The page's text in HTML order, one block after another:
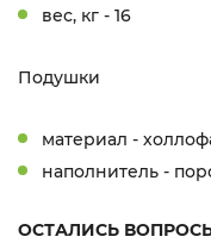
вес, кг - 16
Подушки
материал -
наполнитель -
ОСТАЛИСЬ